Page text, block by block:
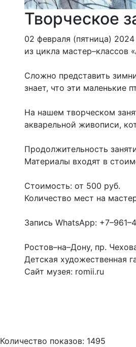
Творческое
02 февраля (пятница)
из цикла мастер–классов
Сложно представить
знает, что эти маленькие
На нашем творческом
акварельной живописи,
Продолжительность
Материалы входят в
Стоимость: от 500 руб.
Количество мест на
Запись WhatsApp:
Ростов–на–Дону, пр.
Детская художественная
Сайт музея: romii.ru
Количество показов: 1495